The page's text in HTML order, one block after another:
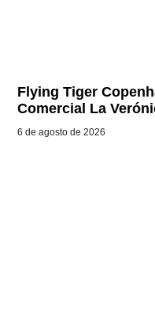
Flying Tiger
Comercial La
6 de agosto de 2026